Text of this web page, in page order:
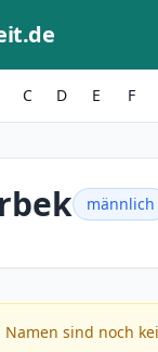
C D E F
männlich
Namen sind noch